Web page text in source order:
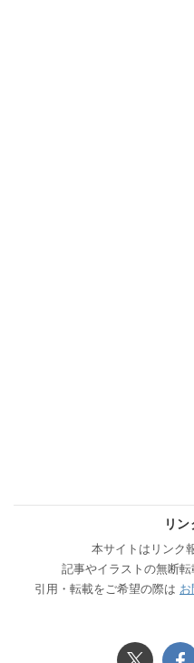
リ
本サイトはリンク
記事やイラストの無断転
引用・転載をご希望の際は